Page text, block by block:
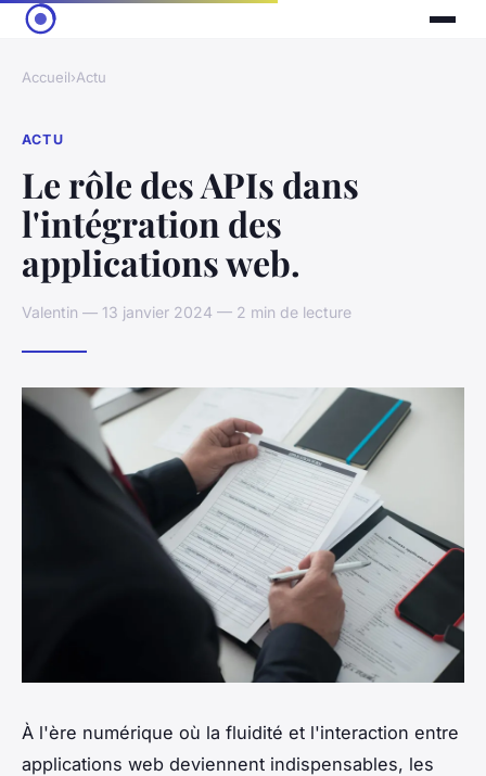
Accueil›Actu
ACTU
Le rôle des APIs dans
l'intégration des
applications web.
Valentin — 13 janvier 2024 — 2 min de lecture
À l'ère numérique où la fluidité et l'interaction entre
applications web deviennent indispensables, les